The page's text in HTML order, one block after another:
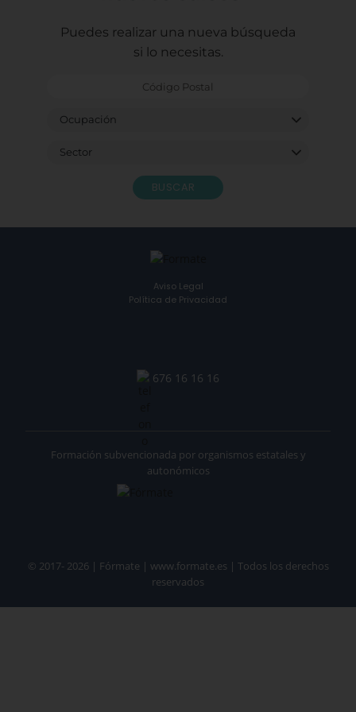
Puedes realizar una nueva búsqueda
si lo necesitas.
BUSCAR
Aviso Legal
Política de Privacidad
676 16 16 16
© 2017- 2026 | Fórmate | www.formate.es | Todos los derechos
reservados
Formación subvencionada por organismos estatales y
autonómicos